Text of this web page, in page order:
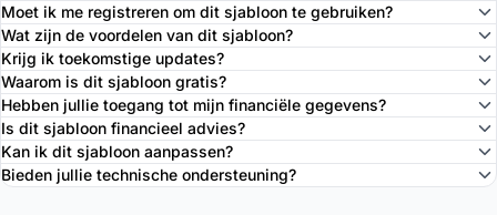
Moet ik me registreren om dit sjabloon te gebruiken?
Wat zijn de voordelen van dit sjabloon?
Krijg ik toekomstige updates?
Waarom is dit sjabloon gratis?
Hebben jullie toegang tot mijn financiële gegevens?
Is dit sjabloon financieel advies?
Kan ik dit sjabloon aanpassen?
Bieden jullie technische ondersteuning?